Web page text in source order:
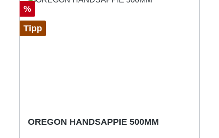
Rabatt
%
Tipp
OREGON HANDSAPPIE 500MM